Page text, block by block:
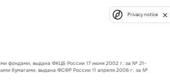
фондами, выдана ФКЦБ России 17 июня 2002 г. за № 21-
бумагами, выдана ФСФР России 11 апреля 2006 г. за №
Privacy notice